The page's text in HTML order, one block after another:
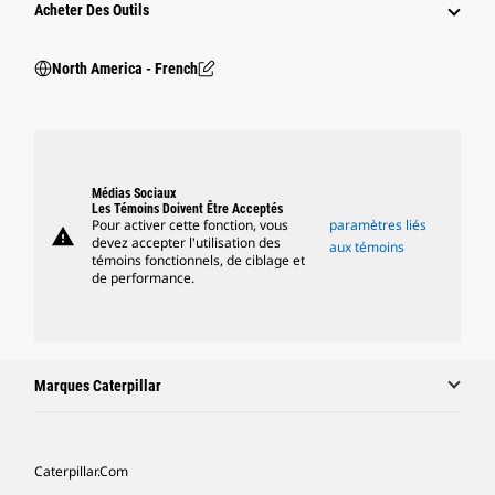
Acheter Des Outils
North America - French
warning
Médias Sociaux
Les Témoins Doivent Être Acceptés
Pour activer cette fonction, vous
devez accepter l'utilisation des
témoins fonctionnels, de ciblage et
de performance.
paramètres liés
aux témoins
Marques Caterpillar
Caterpillar.com